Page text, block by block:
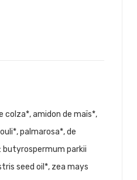
colza*, amidon de maïs*,
palmarosa*, de
butyrospermum parkii
seed oil*, zea mays